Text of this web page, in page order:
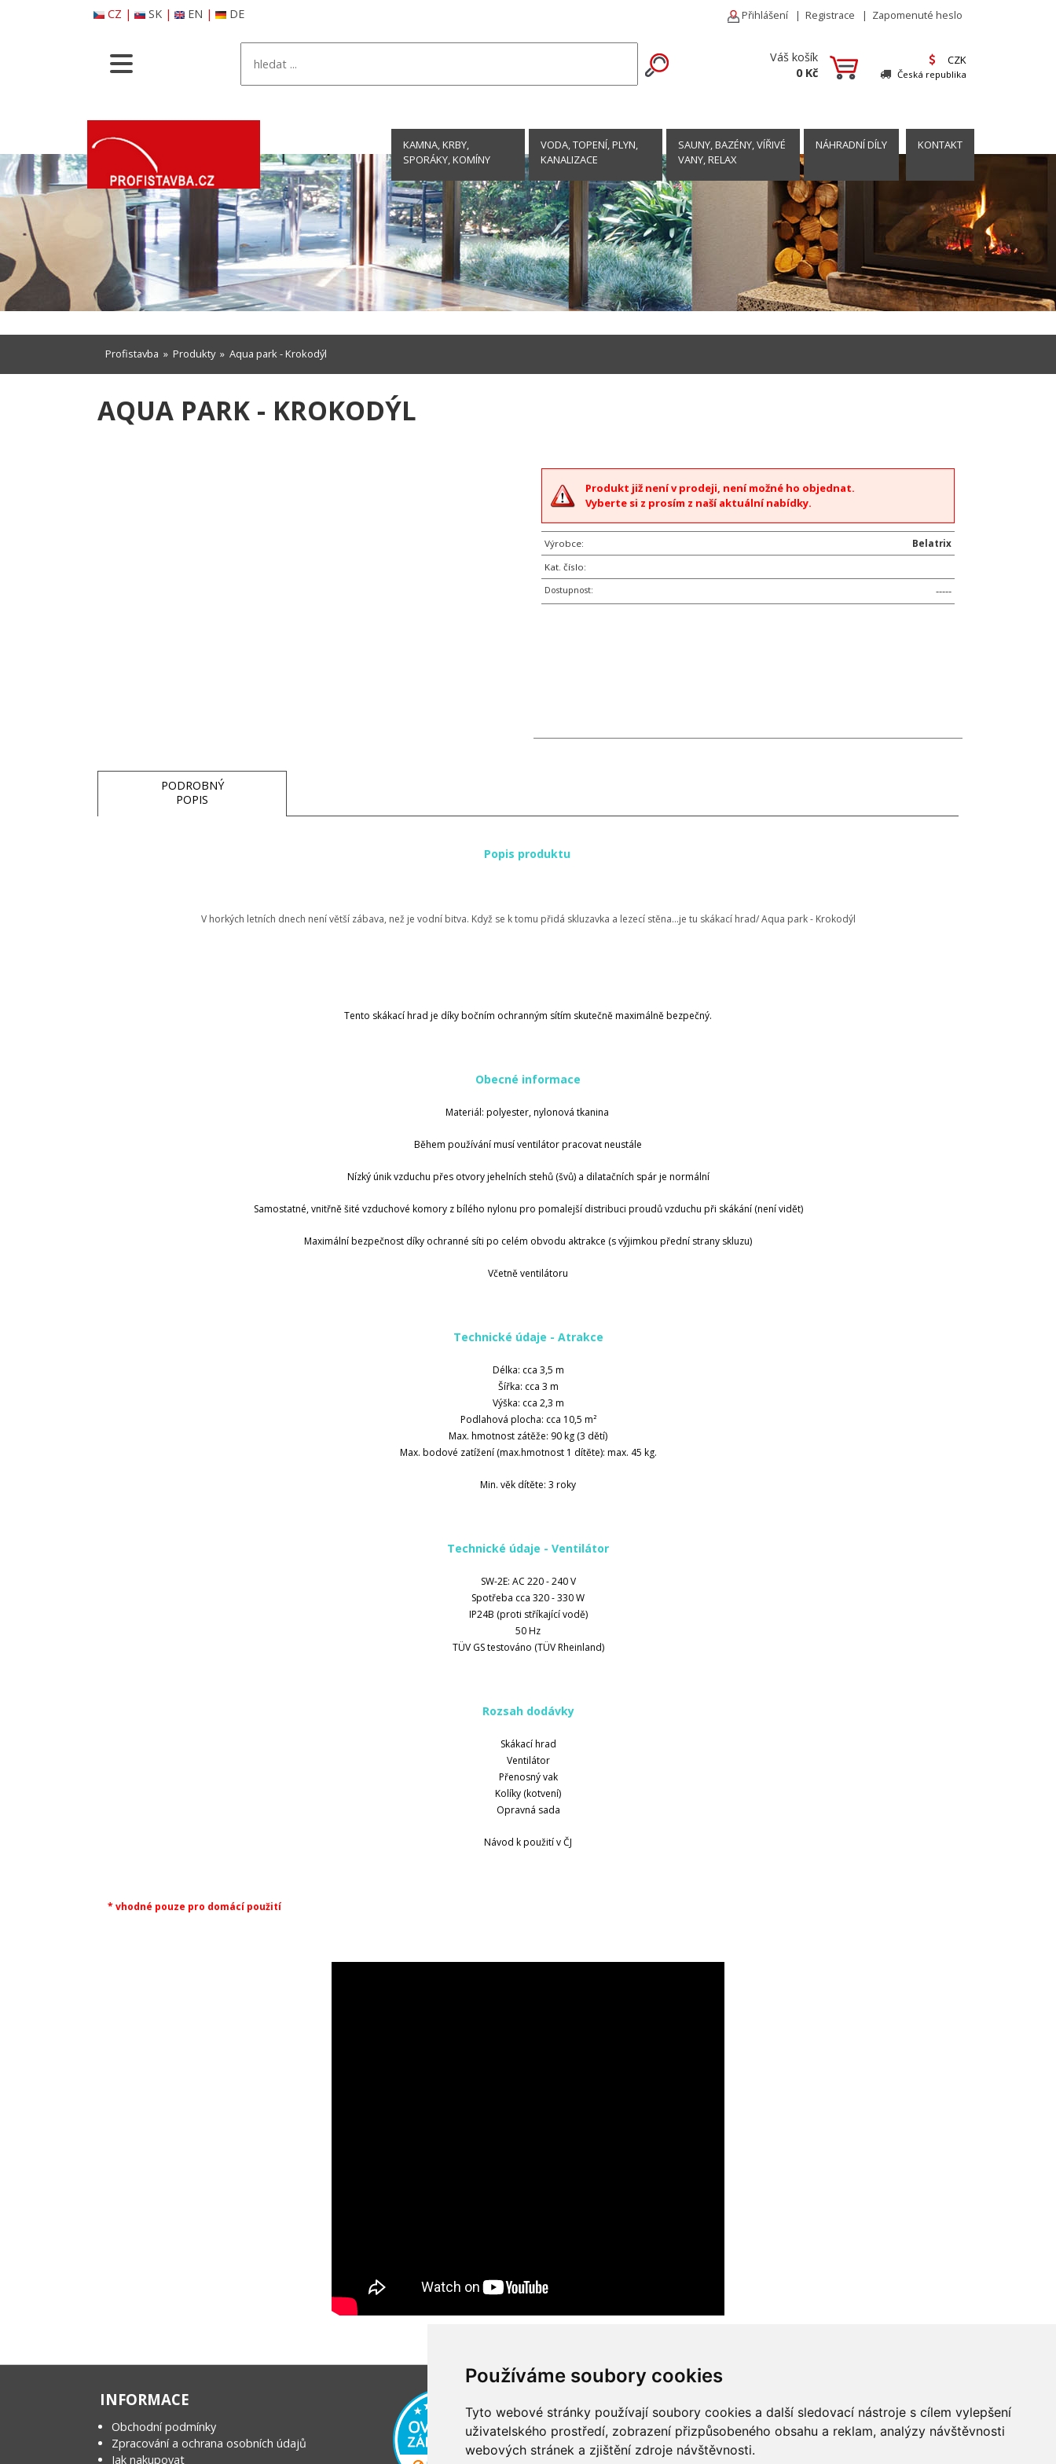
Používáme soubory cookies
Tyto webové stránky používají soubory cookies a další sledovací nástroje s cílem vylepšení
uživatelského prostředí, zobrazení přizpůsobeného obsahu a reklam, analýzy návštěvnosti
webových stránek a zjištění zdroje návštěvnosti.
CZ | SK| EN | DE Přihlášení | Registrace | Zapomenuté heslo
Váš košík
0 Kč
CZK
Česká republika
KAMNA, KRBY,
SPORÁKY, KOMÍNY
VODA, TOPENÍ, PLYN,
KANALIZACE
SAUNY, BAZÉNY, VÍŘIVÉ
VANY, RELAX
NÁHRADNÍ DÍLY KONTAKT
Profistavba » Produkty» Aqua park - Krokodýl
AQUA PARK - KROKODÝL
Produkt již není v prodeji, není možné ho objednat.
Vyberte si z prosím z naší aktuální nabídky.
Výrobce:
Belatrix
Kat. číslo:
Dostupnost:
-----
PODROBNÝ
POPIS
Popis produktu
V horkých letních dnech není větší zábava, než je vodní bitva. Když se k tomu přidá skluzavka a lezecí stěna...je tu skákací hrad/ Aqua park - Krokodýl
Tento skákací hrad je díky bočním ochranným sítím skutečně maximálně bezpečný.
Obecné informace
Materiál: polyester, nylonová tkanina
Během používání musí ventilátor pracovat neustále
Nízký únik vzduchu přes otvory jehelních stehů (švů) a dilatačních spár je normální
Samostatné, vnitřně šité vzduchové komory z bílého nylonu pro pomalejší distribuci proudů vzduchu při skákání (není vidět)
Maximální bezpečnost díky ochranné síti po celém obvodu aktrakce (s výjimkou přední strany skluzu)
Včetně ventilátoru
Technické údaje - Atrakce
Délka: cca 3,5 m
Šířka: cca 3 m
Výška: cca 2,3 m
Podlahová plocha: cca 10,5 m²
Max. hmotnost zátěže: 90 kg (3 dětí)
Max. bodové zatížení (max.hmotnost 1 dítěte): max. 45 kg.
Min. věk dítěte: 3 roky
Technické údaje - Ventilátor
SW-2E: AC 220 - 240 V
Spotřeba cca 320 - 330 W
IP24B (proti stříkající vodě)
50 Hz
TÜV GS testováno (TÜV Rheinland)
Rozsah dodávky
Skákací hrad
Ventilátor
Přenosný vak
Kolíky (kotvení)
Opravná sada
Návod k použití v ČJ
* vhodné pouze pro domácí použití
INFORMACE
Obchodní podmínky
Zpracování a ochrana osobních údajů
Jak nakupovat